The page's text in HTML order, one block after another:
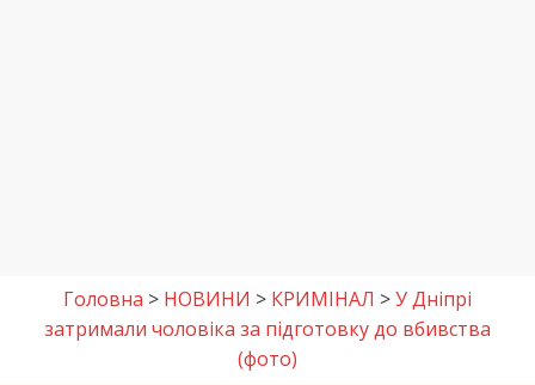
Головна > НОВИНИ > КРИМІНАЛ >У Дніпрі
затримали чоловіка за підготовку до вбивства
(фото)